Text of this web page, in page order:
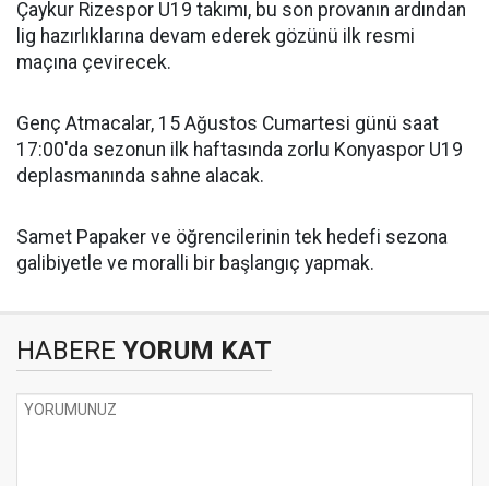
Çaykur Rizespor U19 takımı, bu son provanın ardından
lig hazırlıklarına devam ederek gözünü ilk resmi
maçına çevirecek.
Genç Atmacalar, 15 Ağustos Cumartesi günü saat
17:00'da sezonun ilk haftasında zorlu Konyaspor U19
deplasmanında sahne alacak.
Samet Papaker ve öğrencilerinin tek hedefi sezona
galibiyetle ve moralli bir başlangıç yapmak.
HABERE YORUM KAT